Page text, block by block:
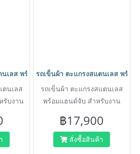
เลส พร้อมที่จับ 2 ด้าน HORECAT code
ตนเลส
รับงาน
ม่เป็น
รถเข็นผ้า ตะแกรงสแตนเลส พร้อ
รถเข็นผ้า ตะแกรงสแตนเลส
พร้อมแฮนด์จับ สำหรับงาน
ศูนย์การค้า สำนักงาน ไม่เป็น
สนิม
฿17,900
สั่งซื้อสินค้า